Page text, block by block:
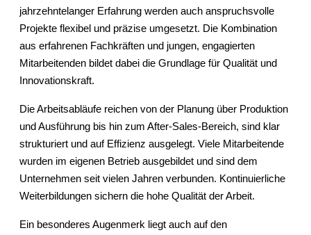
jahrzehntelanger Erfahrung werden auch anspruchsvolle
Projekte flexibel und präzise umgesetzt. Die Kombination
aus erfahrenen Fachkräften und jungen, engagierten
Mitarbeitenden bildet dabei die Grundlage für Qualität und
Innovationskraft.
Die Arbeitsabläufe reichen von der Planung über Produktion
und Ausführung bis hin zum After-Sales-Bereich, sind klar
strukturiert und auf Effizienz ausgelegt. Viele Mitarbeitende
wurden im eigenen Betrieb ausgebildet und sind dem
Unternehmen seit vielen Jahren verbunden. Kontinuierliche
Weiterbildungen sichern die hohe Qualität der Arbeit.
Ein besonderes Augenmerk liegt auch auf den